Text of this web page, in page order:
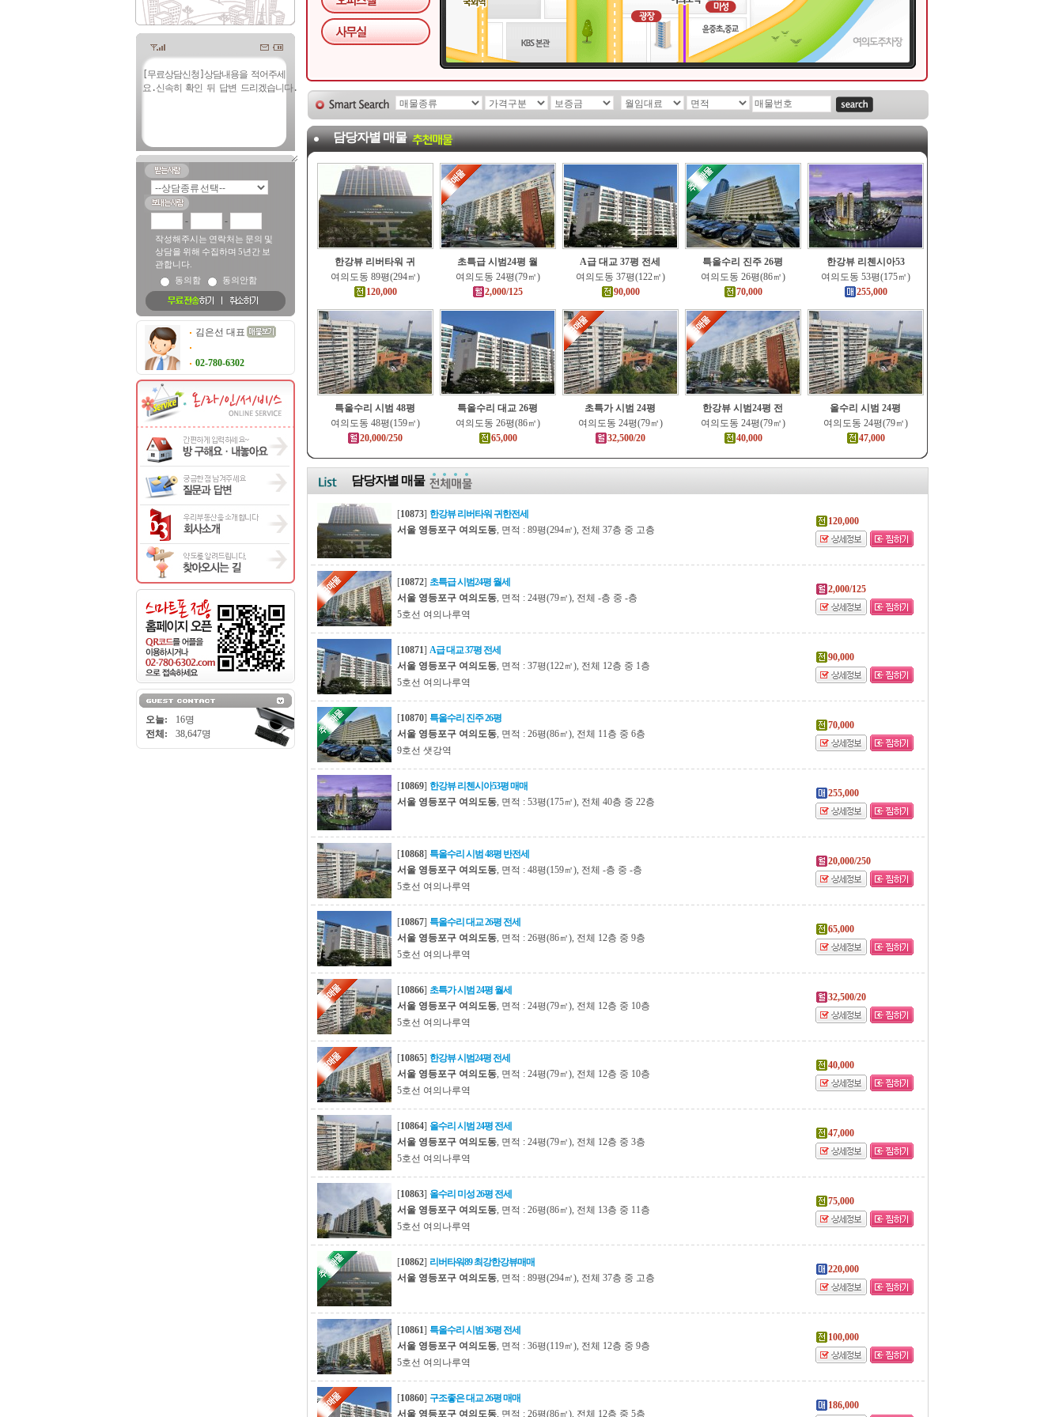
- -
작성해주시는 연락처는 문의 및
상담을 위해 수집하며 5년간 보
관합니다.
동의함
동의안함
김은선 대표
02-780-6302
오늘:
16명
전체:
38,647명
담당자별 매물
한강뷰 리버타워 귀
여의도동 89평(294㎡)
120,000
초특급 시범24평 월
여의도동 24평(79㎡)
2,000/125
A급 대교 37평 전세
여의도동 37평(122㎡)
90,000
특올수리 진주 26평
여의도동 26평(86㎡)
70,000
한강뷰 리첸시아53
여의도동 53평(175㎡)
255,000
특올수리 시범 48평
여의도동 48평(159㎡)
20,000/250
특올수리 대교 26평
여의도동 26평(86㎡)
65,000
초특가 시범 24평
여의도동 24평(79㎡)
32,500/20
한강뷰 시범24평 전
여의도동 24평(79㎡)
40,000
올수리 시범 24평
여의도동 24평(79㎡)
47,000
담당자별 매물
[10873] 한강뷰 리버타워 귀한전세
서울 영등포구 여의도동, 면적 : 89평(294㎡), 전체 37층 중 고층
120,000
[10872] 초특급 시범24평 월세
서울 영등포구 여의도동, 면적 : 24평(79㎡), 전체 -층 중 -층
5호선 여의나루역
2,000/125
[10871] A급 대교 37평 전세
서울 영등포구 여의도동, 면적 : 37평(122㎡), 전체 12층 중 1층
5호선 여의나루역
90,000
[10870] 특올수리 진주 26평
서울 영등포구 여의도동, 면적 : 26평(86㎡), 전체 11층 중 6층
9호선 샛강역
70,000
[10869] 한강뷰 리첸시아53평 매매
서울 영등포구 여의도동, 면적 : 53평(175㎡), 전체 40층 중 22층
255,000
[10868] 특올수리 시범 48평 반전세
서울 영등포구 여의도동, 면적 : 48평(159㎡), 전체 -층 중 -층
5호선 여의나루역
20,000/250
[10867] 특올수리 대교 26평 전세
서울 영등포구 여의도동, 면적 : 26평(86㎡), 전체 12층 중 9층
5호선 여의나루역
65,000
[10866] 초특가 시범 24평 월세
서울 영등포구 여의도동, 면적 : 24평(79㎡), 전체 12층 중 10층
5호선 여의나루역
32,500/20
[10865] 한강뷰 시범24평 전세
서울 영등포구 여의도동, 면적 : 24평(79㎡), 전체 12층 중 10층
5호선 여의나루역
40,000
[10864] 올수리 시범 24평 전세
서울 영등포구 여의도동, 면적 : 24평(79㎡), 전체 12층 중 3층
5호선 여의나루역
47,000
[10863] 올수리 미성 26평 전세
서울 영등포구 여의도동, 면적 : 26평(86㎡), 전체 13층 중 11층
5호선 여의나루역
75,000
[10862] 리버타워89 최강한강뷰매매
서울 영등포구 여의도동, 면적 : 89평(294㎡), 전체 37층 중 고층
220,000
[10861] 특올수리 시범 36평 전세
서울 영등포구 여의도동, 면적 : 36평(119㎡), 전체 12층 중 9층
5호선 여의나루역
100,000
[10860] 구조좋은 대교 26평 매매
서울 영등포구 여의도동, 면적 : 26평(86㎡), 전체 12층 중 5층
186,000